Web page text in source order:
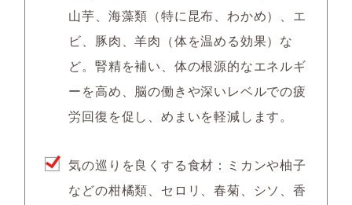
山芋、海藻類（特に昆布、わかめ）、エ
ビ、豚肉、羊肉（体を温める効果）な
ど。腎精を補い、体の根源的なエネルギ
ーを高め、脳の働きや深いレベルでの疲
労回復を促し、めまいを軽減します。
気の巡りを良くする食材：ミカンや柚子
などの柑橘類、セロリ、春菊、シソ、香